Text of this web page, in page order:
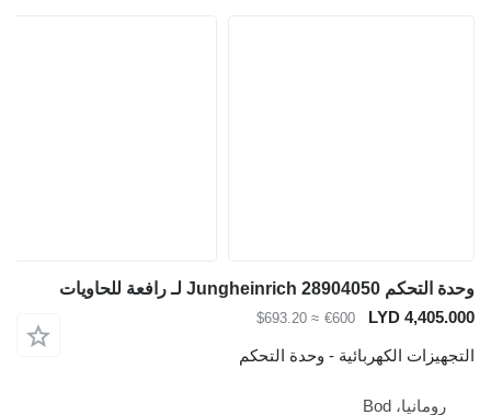
وحدة التحكم Jungheinrich 28904050 لـ رافعة للحاويات
LYD 4,405.000
€600
≈ $693.20
التجهيزات الكهربائية - وحدة التحكم
رومانيا، Bod